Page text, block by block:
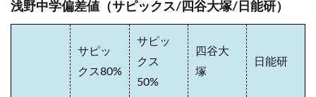
浅野中学偏差値（サピックス/四谷大塚/日能研）
サピッ
クス80%
サピッ
クス
50%
四谷大
塚
日能研